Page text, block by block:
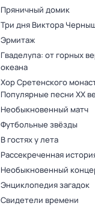
Пряничный домик
Три дня Виктора
Эрмитаж
Гваделупа: от горных
океана
Хор Сретенского
Популярные песни XX
Необыкновенный матч
Футбольные звёзды
В гостях у лета
Рассекреченная
Необыкновенный
Энциклопедия загадок
Свидетели времени